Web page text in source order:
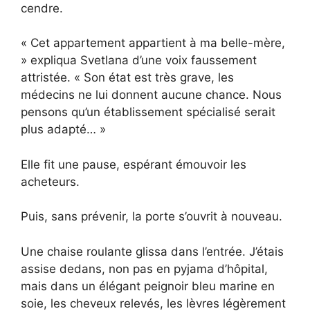
cendre.
« Cet appartement appartient à ma belle-mère,
» expliqua Svetlana d’une voix faussement
attristée. « Son état est très grave, les
médecins ne lui donnent aucune chance. Nous
pensons qu’un établissement spécialisé serait
plus adapté… »
Elle fit une pause, espérant émouvoir les
acheteurs.
Puis, sans prévenir, la porte s’ouvrit à nouveau.
Une chaise roulante glissa dans l’entrée. J’étais
assise dedans, non pas en pyjama d’hôpital,
mais dans un élégant peignoir bleu marine en
soie, les cheveux relevés, les lèvres légèrement